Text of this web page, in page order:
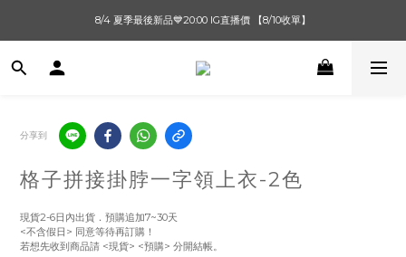
單筆滿$1000【先付款】 / 滿$2000【超取付款】 🚚免運費
8/4 夏季最後新品💙20:00 IG直播價 【8/10收單】
單筆滿$1000【先付款】 / 滿$2000【超取付款】 🚚免運費
分享到
格子拼接掛脖一字領上衣-2色
現貨2-6日內出貨．預購追加7~30天
<不含假日> 同意等待再訂購！
若想先收到商品請 <現貨> <預購> 分開結帳。